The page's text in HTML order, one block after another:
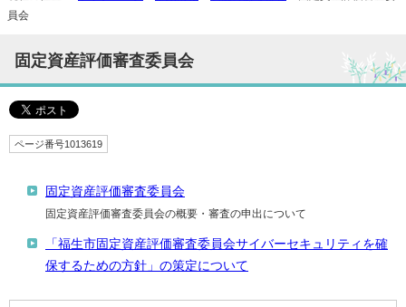
員会
固定資産評価審査委員会
ページ番号1013619
固定資産評価審査委員会
固定資産評価審査委員会の概要・審査の申出について
「福生市固定資産評価審査委員会サイバーセキュリティを確
保するための方針」の策定について